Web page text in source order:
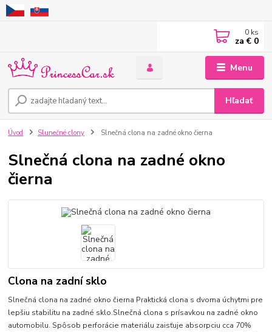
Menu
Hľadať
0 ks
za € 0
Úvod Slunečné clony Slnečná clona na zadné okno čierna
Slnečná clona na zadné okno
čierna
Clona na zadní sklo
Slnečná clona na zadné okno čierna Praktická clona s dvoma úchytmi pre
lepšiu stabilitu na zadné sklo.Slnečná clona s prísavkou na zadné okno
automobilu. Spôsob perforácie materiálu zaisťuje absorpciu cca 70%